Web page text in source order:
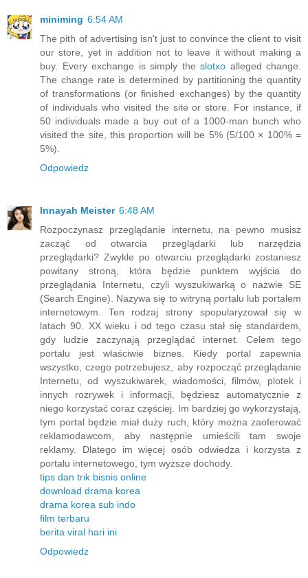
miniming 6:54 AM
The pith of advertising isn't just to convince the client to visit
our store, yet in addition not to leave it without making a
buy. Every exchange is simply the slotxo alleged change.
The change rate is determined by partitioning the quantity
of transformations (or finished exchanges) by the quantity
of individuals who visited the site or store. For instance, if
50 individuals made a buy out of a 1000-man bunch who
visited the site, this proportion will be 5% (5/100 × 100% =
5%).
Odpowiedz
Innayah Meister 6:48 AM
Rozpoczynasz przeglądanie internetu, na pewno musisz
zacząć od otwarcia przeglądarki lub narzędzia
przeglądarki? Zwykle po otwarciu przeglądarki zostaniesz
powitany stroną, która będzie punktem wyjścia do
przeglądania Internetu, czyli wyszukiwarką o nazwie SE
(Search Engine). Nazywa się to witryną portalu lub portalem
internetowym. Ten rodzaj strony spopularyzował się w
latach 90. XX wieku i od tego czasu stał się standardem,
gdy ludzie zaczynają przeglądać internet. Celem tego
portalu jest właściwie biznes. Kiedy portal zapewnia
wszystko, czego potrzebujesz, aby rozpocząć przeglądanie
Internetu, od wyszukiwarek, wiadomości, filmów, plotek i
innych rozrywek i informacji, będziesz automatycznie z
niego korzystać coraz częściej. Im bardziej go wykorzystają,
tym portal będzie miał duży ruch, który można zaoferować
reklamodawcom, aby następnie umieścili tam swoje
reklamy. Dlatego im więcej osób odwiedza i korzysta z
portalu internetowego, tym wyższe dochody.
tips dan trik bisnis online
download drama korea
drama korea sub indo
film terbaru
berita viral hari ini
Odpowiedz